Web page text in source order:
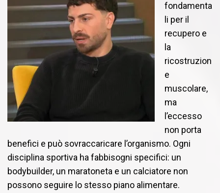
fondamenta
li per il
recupero e
la
ricostruzion
e
muscolare,
ma
l’eccesso
non porta
benefici e può sovraccaricare l’organismo. Ogni
disciplina sportiva ha fabbisogni specifici: un
bodybuilder, un maratoneta e un calciatore non
possono seguire lo stesso piano alimentare.